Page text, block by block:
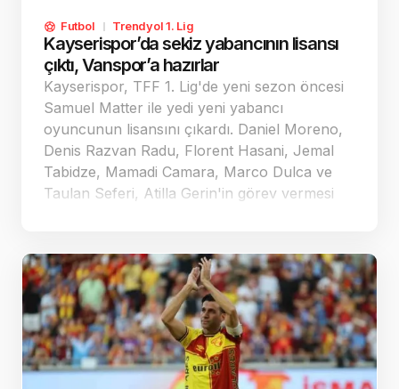
Futbol Trendyol 1. Lig
Kayserispor’da sekiz yabancının lisansı
çıktı, Vanspor’a hazırlar
Kayserispor, TFF 1. Lig'de yeni sezon öncesi
Samuel Matter ile yedi yeni yabancı
oyuncunun lisansını çıkardı. Daniel Moreno,
Denis Razvan Radu, Florent Hasani, Jemal
Tabidze, Mamadi Camara, Marco Dulca ve
Taulan Seferi, Atilla Gerin'in görev vermesi